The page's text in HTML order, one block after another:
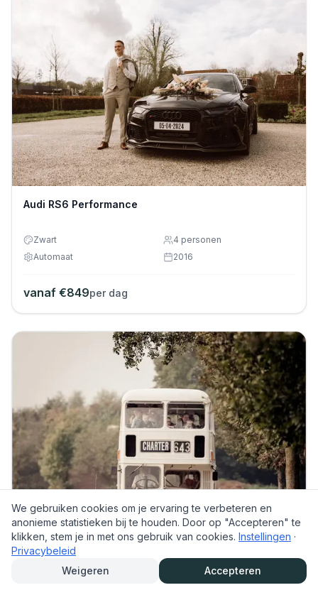
Audi RS6 Performance
Zwart 4 personen
Automaat
2016
vanaf €849per dag
We gebruiken cookies om je ervaring te verbeteren en
anonieme statistieken bij te houden. Door op "Accepteren" te
klikken, stem je in met ons gebruik van cookies. Instellingen ·
Privacybeleid
Weigeren
Accepteren